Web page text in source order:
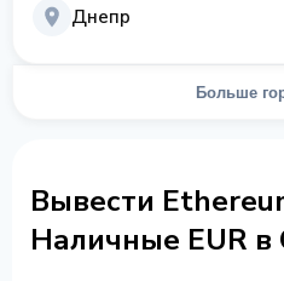
Днепр
Больше
Вывести
Наличные EUR в